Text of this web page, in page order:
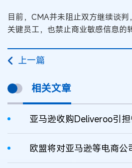
目前，CMA并未阻止双方继续谈
关键员工，也禁止商业敏感信息的
上一篇
相关文章